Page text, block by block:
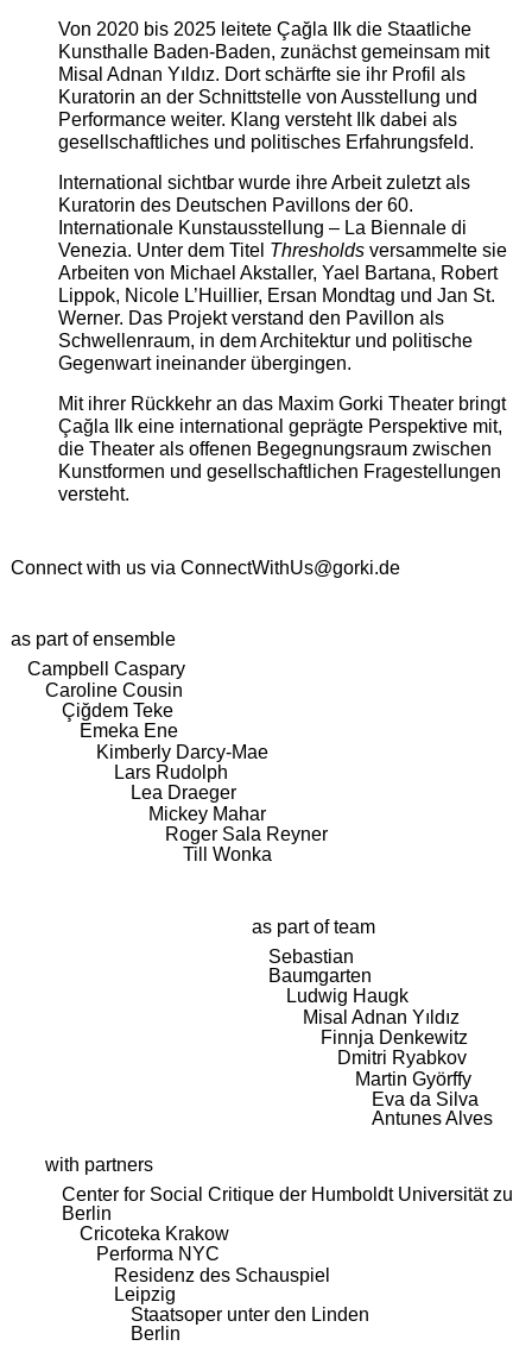
Von 2020 bis 2025 leitete Çağla Ilk die Staatliche
Kunsthalle Baden-Baden, zunächst gemeinsam mit
Misal Adnan Yıldız. Dort schärfte sie ihr Profil als
Kuratorin an der Schnittstelle von Ausstellung und
Performance weiter. Klang versteht Ilk dabei als
gesellschaftliches und politisches Erfahrungsfeld.
International sichtbar wurde ihre Arbeit zuletzt als
Kuratorin des Deutschen Pavillons der 60.
Internationale Kunstausstellung – La Biennale di
Venezia. Unter dem Titel Thresholdsversammelte sie
Arbeiten von Michael Akstaller, Yael Bartana, Robert
Lippok, Nicole L’Huillier, Ersan Mondtag und Jan St.
Werner. Das Projekt verstand den Pavillon als
Schwellenraum, in dem Architektur und politische
Gegenwart ineinander übergingen.
Mit ihrer Rückkehr an das Maxim Gorki Theater bringt
Çağla Ilk eine international geprägte Perspektive mit,
die Theater als offenen Begegnungsraum zwischen
Kunstformen und gesellschaftlichen Fragestellungen
versteht.
Connect with us via ConnectWithUs@gorki.de
as part of ensemble
Campbell Caspary
Caroline Cousin
Çiğdem Teke
Emeka Ene
Kimberly Darcy-Mae
Lars Rudolph
Lea Draeger
Mickey Mahar
Roger Sala Reyner
Till Wonka
as part of team
Sebastian
Baumgarten
Ludwig Haugk
Misal Adnan Yıldız
Finnja Denkewitz
Dmitri Ryabkov
Martin Györffy
Eva da Silva
Antunes Alves
with partners
Center for Social Critique der Humboldt Universität zu
Berlin
Cricoteka Krakow
Performa NYC
Residenz des Schauspiel
Leipzig
Staatsoper unter den Linden
Berlin